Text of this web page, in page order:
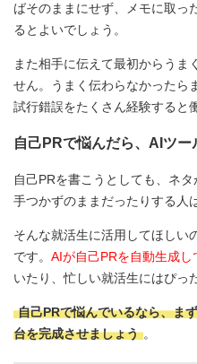
ばそのままにせず、メモに取っ
るとよいでしょう。
また相手に伝えて最初からうま
せん。うまく伝わらなかったら
試行錯誤をたくさん経験すると
自己PRで悩んだら、AIツー
自己PRを書こうとしても、ネ
手つかずのままだったりする人
そんな就活生に活用してほしい
です。 AIが自己PRを自動生成し
いたり、忙しい就活生にはぴっ
自己PRで悩んでいるなら、ま
台を完成させましょう 。